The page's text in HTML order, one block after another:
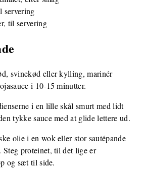
servering
til servering
svinekød eller kylling, marinér
i 10-15 minutter.
i en lille skål smurt med lidt
tykke sauce med at glide lettere ud.
olie i en wok eller stor sautépande
Steg proteinet, til det lige er
og sæt til side.